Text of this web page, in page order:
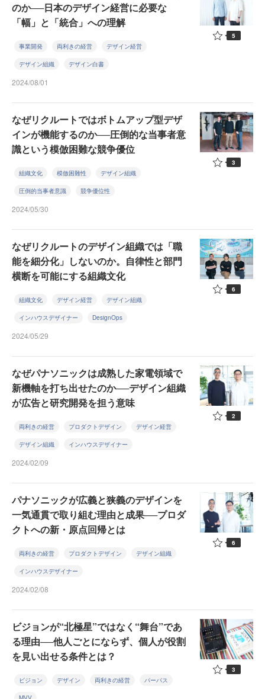
のか──日本のデザイン経営に必要な
「幅」と「統合」への理解
事業開発 両利きの経営 デザイン経営
デザイン組織 デザイン白書
2024/08/01
5
なぜリクルートではボトムアップ型デザ
インが機能するのか──圧倒的な当事者意
識という模倣困難な競争優位
組織文化 模倣困難性 デザイン組織
圧倒的当事者意識 競争優位性
2024/05/30
3
なぜリクルートのデザイン組織では「職
能を細分化」しないのか。自律性と部門
横断を可能にする組織文化
組織文化 デザイン経営 デザイン組織
インハウスデザイナー DesignOps
2024/05/29
6
なぜパナソニックは成熟した家電領域で
新機軸を打ち出せたのか──デザイン組織
が広告と研究開発を担う意味
両利きの経営 プロダクトデザイン デザイン経営
デザイン組織 インハウスデザイナー
2024/02/09
2
パナソニックが広義と狭義のデザインを
一気通貫で取り組む理由と成果──プロダ
クトへの新・原点回帰とは
両利きの経営 プロダクトデザイン デザイン組織
インハウスデザイナー
2024/02/08
6
ビジョンが“北極星”ではなく“舞台”であ
る理由──他人ごとにならず、個人が役割
を見い出せる条件とは？
ビジョン デザイン 両利きの経営 パーパス
3